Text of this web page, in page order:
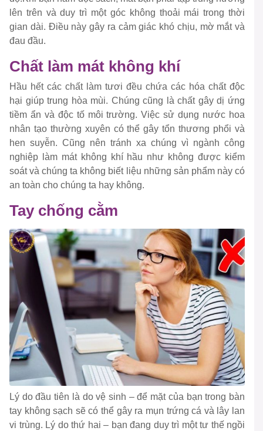
lên trên và duy trì một góc không thoải mái trong thời
gian dài. Điều này gây ra cảm giác khó chịu, mờ mắt và
đau đầu.
Chất làm mát không khí
Hầu hết các chất làm tươi đều chứa các hóa chất độc
hại giúp trung hòa mùi. Chúng cũng là chất gây dị ứng
tiềm ẩn và độc tố môi trường. Việc sử dụng nước hoa
nhân tạo thường xuyên có thể gây tổn thương phổi và
hen suyễn. Cũng nên tránh xa chúng vì ngành công
nghiệp làm mát không khí hầu như không được kiểm
soát và chúng ta không biết liệu những sản phẩm này có
an toàn cho chúng ta hay không.
Tay chống cằm
Lý do đầu tiên là do vệ sinh – để mặt của bạn trong bàn
tay không sạch sẽ có thể gây ra mụn trứng cá và lây lan
vi trùng. Lý do thứ hai – bạn đang duy trì một tư thế ngồi